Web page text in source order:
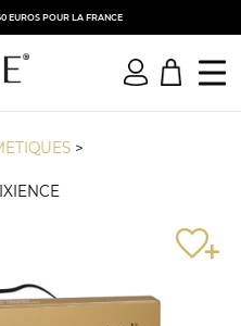
EUROS POUR LA FRANCE
>